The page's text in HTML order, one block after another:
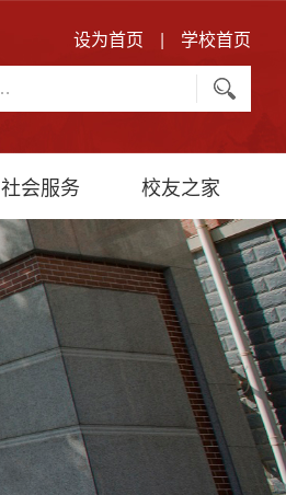
设为首页 | 学校首页
社会服务 校友之家